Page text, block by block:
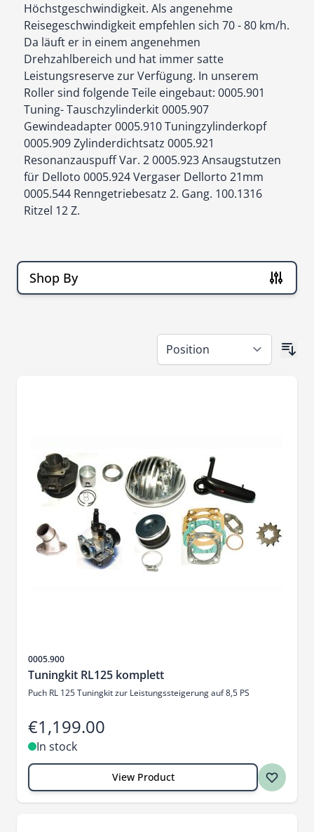
Höchstgeschwindigkeit. Als angenehme
Reisegeschwindigkeit empfehlen sich 70 - 80 km/h.
Da läuft er in einem angenehmen
Drehzahlbereich und hat immer satte
Leistungsreserve zur Verfügung. In unserem
Roller sind folgende Teile eingebaut: 0005.901
Tuning- Tauschzylinderkit 0005.907
Gewindeadapter 0005.910 Tuningzylinderkopf
0005.909 Zylinderdichtsatz 0005.921
Resonanzauspuff Var. 2 0005.923 Ansaugstutzen
für Delloto 0005.924 Vergaser Dellorto 21mm
0005.544 Renngetriebesatz 2. Gang. 100.1316
Ritzel 12 Z.
Shop By
Sku
0005.900
Tuningkit RL125 komplett
Puch RL 125 Tuningkit zur Leistungssteigerung auf 8,5 PS
€1,199.00
In stock
View Product